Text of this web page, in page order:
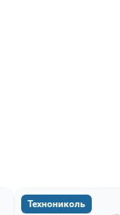
Технониколь